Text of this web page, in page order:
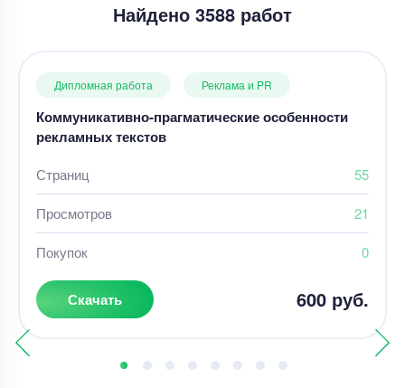
Найдено 3588 работ
Дипломная работа Реклама и PR
Коммуникативно-прагматические особенности
рекламных текстов
Страниц 55
Просмотров 21
Покупок 0
Скачать 600 руб.